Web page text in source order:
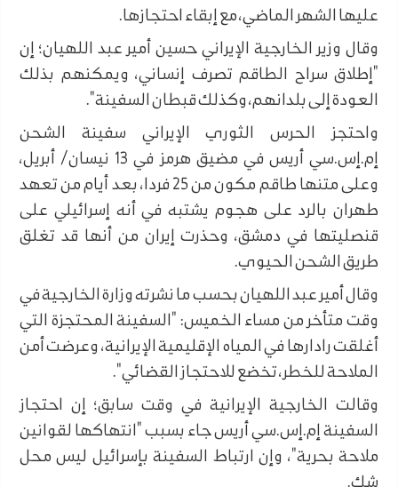
عليها الشهر الماضي، مع إبقاء احتجازها.
وقال وزير الخارجية الإيراني حسين أمير عبد اللهيان؛ إن
"إطلاق سراح الطاقم تصرف إنساني، ويمكنهم بذلك
العودة إلى بلدانهم، وكذلك قبطان السفينة".
واحتجز الحرس الثوري الإيراني سفينة الشحن
إم.إس.سي أريس في مضيق هرمز في 13 نيسان/ أبريل،
وعلى متنها طاقم مكون من 25 فردا، بعد أيام من تعهد
طهران بالرد على هجوم يشتبه في أنه إسرائيلي على
قنصليتها في دمشق، وحذرت إيران من أنها قد تغلق
طريق الشحن الحيوي.
وقال أمير عبد اللهيان بحسب ما نشرته وزارة الخارجية في
وقت متأخر من مساء الخميس: "السفينة المحتجزة التي
أغلقت رادارها في المياه الإقليمية الإيرانية، وعرضت أمن
الملاحة للخطر، تخضع للاحتجاز القضائي".
وقالت الخارجية الإيرانية في وقت سابق؛ إن احتجاز
السفينة إم.إس.سي أريس جاء بسبب "انتهاكها لقوانين
ملاحة بحرية"، وإن ارتباط السفينة بإسرائيل ليس محل
شك.